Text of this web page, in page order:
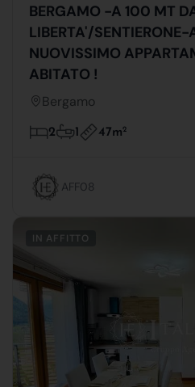
BERGAMO -A 100 MT
LIBERTA'/SENTIERONE-
NUOVISSIMO
ABITATO !
Bergamo
2 1 47m2
AFF08
IN AFFITTO